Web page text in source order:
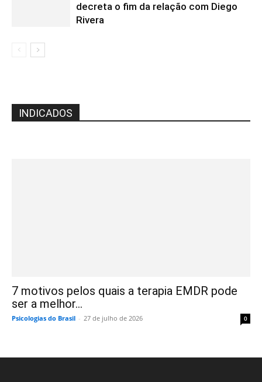
decreta o fim da relação com Diego
Rivera
INDICADOS
7 motivos pelos quais a terapia EMDR pode
ser a melhor...
Psicologias do Brasil - 27 de julho de 2026 0